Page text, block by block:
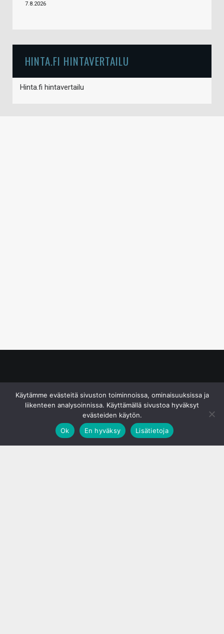
7.8.2026
HINTA.FI HINTAVERTAILU
Hinta.fi hintavertailu
Käytämme evästeitä sivuston toiminnoissa, ominaisuuksissa ja
liikenteen analysoinnissa. Käyttämällä sivustoa hyväksyt
evästeiden käytön.
Ok
En hyväksy Lisätietoja